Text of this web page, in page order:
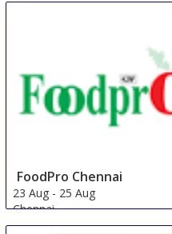
FoodPro Chennai
23 Aug - 25 Aug
Chennai
India